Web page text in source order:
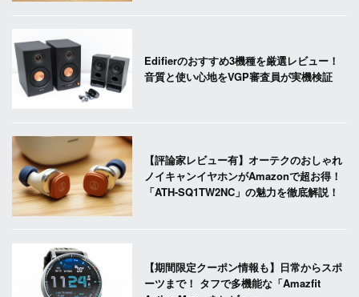
Edifierのおすすめ3機種を厳選レビュー！
音質と使い心地をVGP審査員が実機検証
【評論家レビュー有】オーテクのおしゃれ
ノイキャンイヤホンがAmazonで超お得！
「ATH-SQ1TW2NC」の魅力を徹底解説！
【期間限定クーポン情報も】日常からスポ
ーツまで！ タフで多機能な「Amazfit